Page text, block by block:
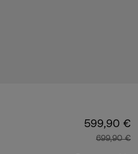
599,90 €
699,90 €